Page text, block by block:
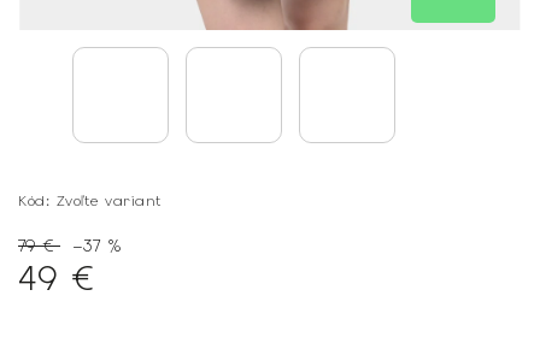
Kód: Zvoľte variant
79 € –37 %
49 €